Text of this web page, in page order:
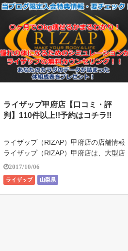
ライザップ甲府店【口コミ・評
判】110件以上!!予約はコチラ!!
ライザップ（RIZAP）甲府店の店舗情報
ライザップ（RIZAP）甲府店は、大型店
舗として山梨県甲府市に2016年7月オー
プン！ ライザップ（RIZAP）は30日間
全額返金保証制度があるので、2週間、3
週間たっても結果が […]
2017/10/06
ライザップ 山梨県